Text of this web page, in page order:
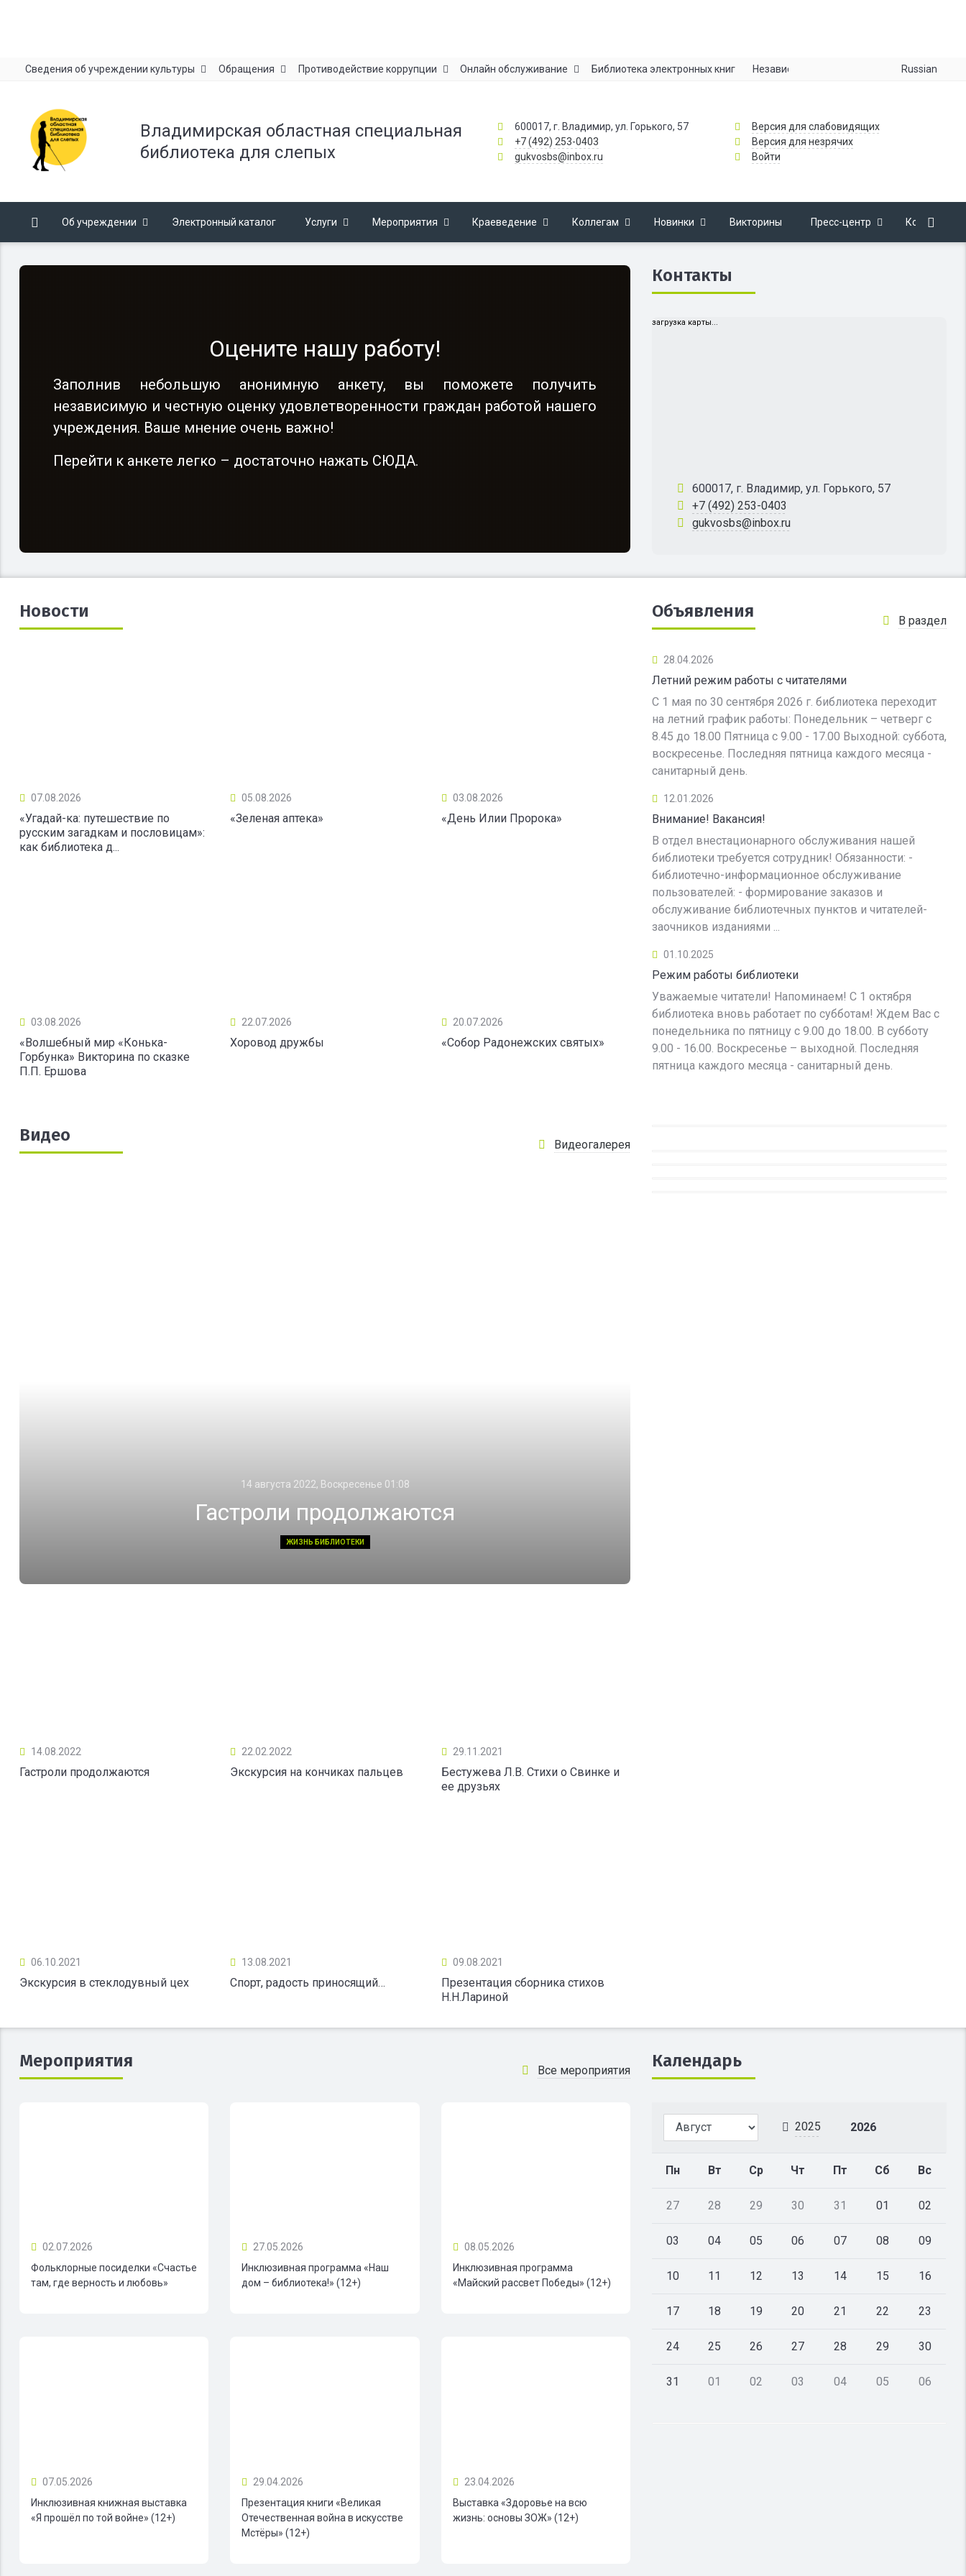
Сведения об учреждении культуры Обращения Противодействие коррупции Онлайн обслуживание Библиотека электронных книг Независимая оценка качества Russian
Владимирская областная специальная
библиотека для слепых
600017, г. Владимир, ул. Горького, 57
+7 (492) 253-0403
gukvosbs@inbox.ru
Версия для слабовидящих
Версия для незрячих
Войти
Об учреждении Электронный каталог Услуги Мероприятия Краеведение Коллегам Новинки Викторины Пресс-центр Контакты
Оцените нашу работу!
Заполнив небольшую анонимную анкету, вы поможете получить
независимую и честную оценку удовлетворенности граждан работой нашего
учреждения. Ваше мнение очень важно!
Перейти к анкете легко – достаточно нажать СЮДА.
Контакты
загрузка карты...
600017, г. Владимир, ул. Горького, 57
+7 (492) 253-0403
gukvosbs@inbox.ru
Новости
07.08.2026
«Угадай-ка: путешествие по
русским загадкам и пословицам»:
как библиотека д...
05.08.2026
«Зеленая аптека»
03.08.2026
«День Илии Пророка»
03.08.2026
«Волшебный мир «Конька-
Горбунка» Викторина по сказке
П.П. Ершова
22.07.2026
Хоровод дружбы
20.07.2026
«Собор Радонежских святых»
Объявления В раздел
28.04.2026
Летний режим работы с читателями
С 1 мая по 30 сентября 2026 г. библиотека переходит
на летний график работы: Понедельник – четверг с
8.45 до 18.00 Пятница с 9.00 - 17.00 Выходной: суббота,
воскресенье. Последняя пятница каждого месяца -
санитарный день.
12.01.2026
Внимание! Вакансия!
В отдел внестационарного обслуживания нашей
библиотеки требуется сотрудник! Обязанности: -
библиотечно-информационное обслуживание
пользователей: - формирование заказов и
обслуживание библиотечных пунктов и читателей-
заочников изданиями ...
01.10.2025
Режим работы библиотеки
Уважаемые читатели! Напоминаем! С 1 октября
библиотека вновь работает по субботам! Ждем Вас с
понедельника по пятницу с 9.00 до 18.00. В субботу
9.00 - 16.00. Воскресенье – выходной. Последняя
пятница каждого месяца - санитарный день.
Видео Видеогалерея
14 августа 2022, Воскресенье 01:08
Гастроли продолжаются
ЖИЗНЬ БИБЛИОТЕКИ
14.08.2022
Гастроли продолжаются
22.02.2022
Экскурсия на кончиках пальцев
29.11.2021
Бестужева Л.В. Стихи о Свинке и
ее друзьях
06.10.2021
Экскурсия в стеклодувный цех
13.08.2021
Спорт, радость приносящий…
09.08.2021
Презентация сборника стихов
Н.Н.Лариной
Мероприятия Все мероприятия
02.07.2026
Фольклорные посиделки «Счастье
там, где верность и любовь»
27.05.2026
Инклюзивная программа «Наш
дом – библиотека!» (12+)
08.05.2026
Инклюзивная программа
«Майский рассвет Победы» (12+)
07.05.2026
Инклюзивная книжная выставка
«Я прошёл по той войне» (12+)
29.04.2026
Презентация книги «Великая
Отечественная война в искусстве
Мстёры» (12+)
23.04.2026
Выставка «Здоровье на всю
жизнь: основы ЗОЖ» (12+)
Календарь
2025 2026
Пн Вт Ср Чт Пт Сб Вс
27 28 29 30 31 01 02
03 04 05 06 07 08 09
10 11 12 13 14 15 16
17 18 19 20 21 22 23
24 25 26 27 28 29 30
31 01 02 03 04 05 06